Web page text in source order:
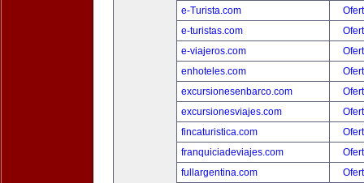
e-Turista.com
e-turistas.com
e-viajeros.com
enhoteles.com
excursionesenbarco.com
excursionesviajes.com
fincaturistica.com
franquiciadeviajes.com
fullargentina.com